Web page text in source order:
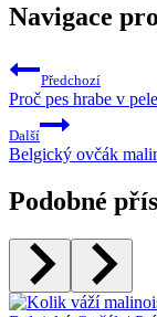
Navigace
Předchozí
Proč pes hrabe v
Další
Belgický ovčák
Podobné